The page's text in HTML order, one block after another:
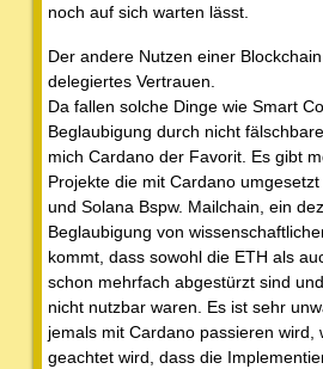
noch auf sich warten lässt.
Der andere Nutzen einer
delegiertes Vertrauen.
Da fallen solche Dinge wie Smart
Beglaubigung durch nicht
mich Cardano der Favorit. Es gibt
Projekte die mit Cardano
und Solana Bspw. Mailchain, ein
Beglaubigung von
kommt, dass sowohl die ETH als
schon mehrfach abgestürzt sind
nicht nutzbar waren. Es ist sehr
jemals mit Cardano passieren wird,
geachtet wird, dass die